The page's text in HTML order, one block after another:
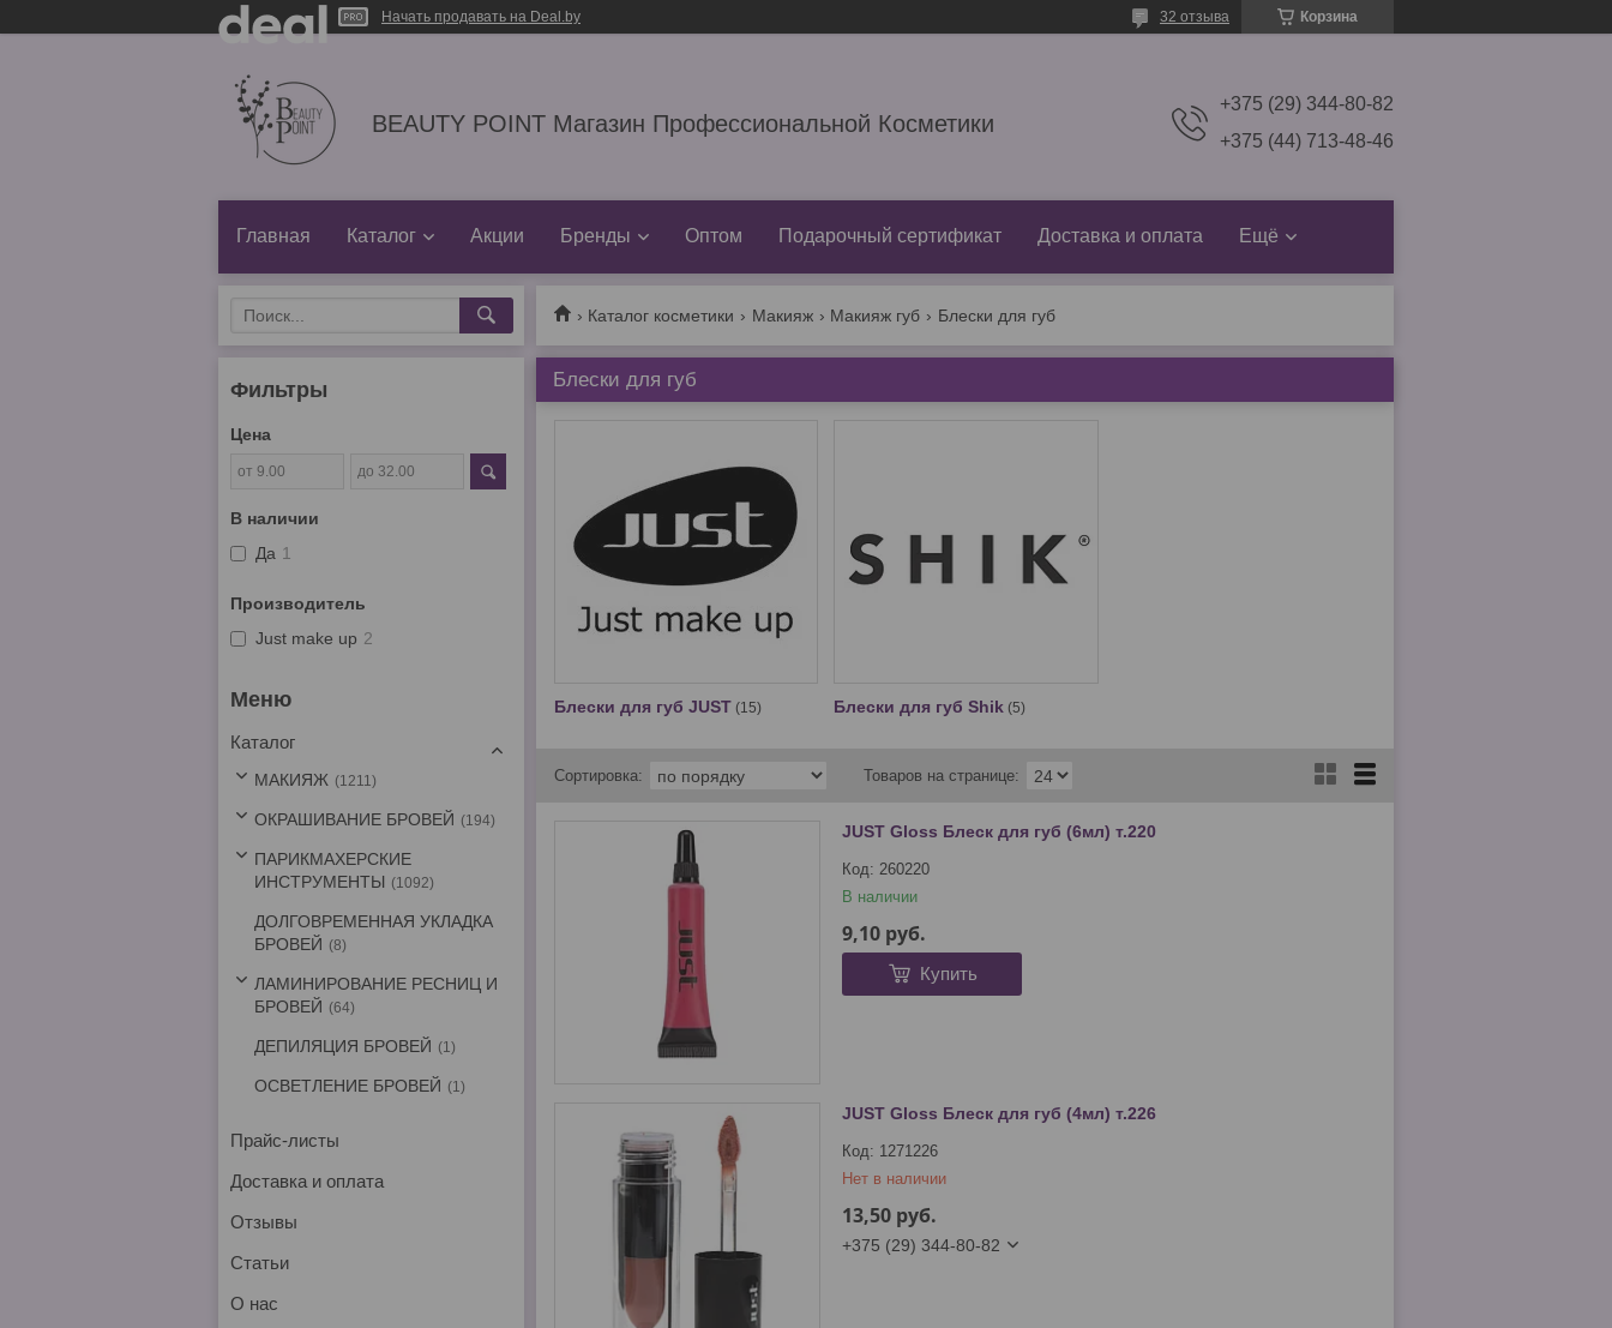
Начать продавать на Deal.by Корзина
32 отзыва
BEAUTY POINT Магазин Профессиональной Косметики
+375 (29) 344-80-82
+375 (44) 713-48-46
Главная Каталог Акции Бренды Оптом Подарочный сертификат Доставка и оплата Ещё
Каталог косметики Макияж Макияж губ Блески для губ
Блески для губ
Блески для губ JUST 15 Блески для губ Shik 5
JUST Gloss Блеск для губ (6мл) т.220
260220
В наличии
9,10 руб.
Купить
JUST Gloss Блеск для губ (4мл) т.226
1271226
Нет в наличии
13,50 руб.
+375 (29) 344-80-82
Фильтры
Цена
В наличии
Да 1
Производитель
Just make up 2
Каталог
МАКИЯЖ 1211
ОКРАШИВАНИЕ БРОВЕЙ 194
ПАРИКМАХЕРСКИЕ
ИНСТРУМЕНТЫ
1092
ДОЛГОВРЕМЕННАЯ УКЛАДКА
БРОВЕЙ
8
ЛАМИНИРОВАНИЕ РЕСНИЦ И
БРОВЕЙ
64
ДЕПИЛЯЦИЯ БРОВЕЙ 1
ОСВЕТЛЕНИЕ БРОВЕЙ 1
Прайс-листы
Доставка и оплата
Отзывы
Статьи
О нас